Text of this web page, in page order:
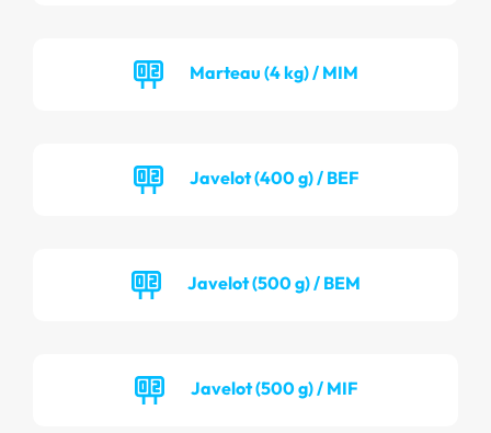
Marteau (4 kg) / MIM
Javelot (400 g) / BEF
Javelot (500 g) / BEM
Javelot (500 g) / MIF